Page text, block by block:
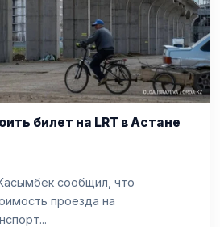
билет на LRT в Астане
сообщил, что
проезда на